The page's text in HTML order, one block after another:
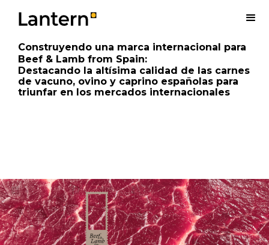
Construyendo una marca internacional para
Beef & Lamb from Spain:
Destacando la altísima calidad de las carnes
de vacuno, ovino y caprino españolas para
triunfar en los mercados internacionales